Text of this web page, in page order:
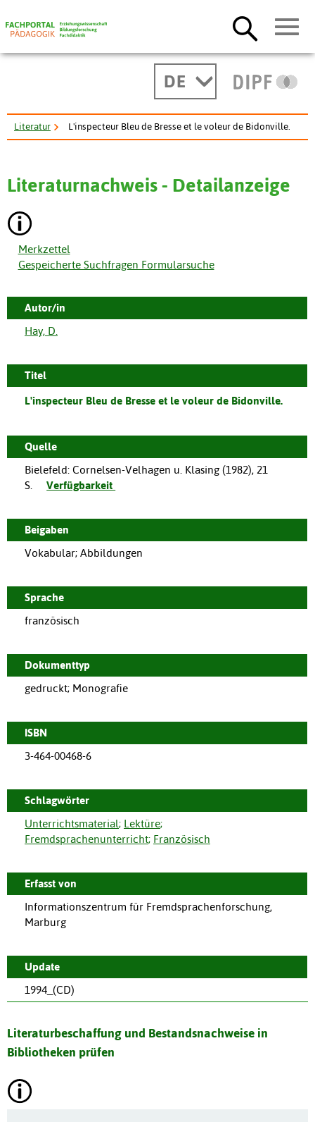
DE
Literatur L'inspecteur Bleu de Bresse et le voleur de Bidonville.
Literaturnachweis - Detailanzeige
Merkzettel
Gespeicherte Suchfragen Formularsuche
Autor/in
Hay, D.
Titel
L'inspecteur Bleu de Bresse et le voleur de Bidonville.
Quelle
Bielefeld: Cornelsen-Velhagen u. Klasing(1982), 21
S.
Verfügbarkeit
Beigaben
Vokabular; Abbildungen
Sprache
französisch
Dokumenttyp
gedruckt; Monografie
ISBN
3-464-00468-6
Schlagwörter
Unterrichtsmaterial; Lektüre;
Fremdsprachenunterricht; Französisch
Erfasst von
Informationszentrum für Fremdsprachenforschung,
Marburg
Update
1994_(CD)
Literaturbeschaffung und Bestandsnachweise in
Bibliotheken prüfen